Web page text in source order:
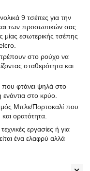
9 τσέπες για την
των προσωπικών σας
μίας εσωτερικής τσέπης
στο ρούχο να
σταθερότητα και
που φτάνει ψηλά στο
στο κρύο.
Μπλε/Πορτοκαλί που
ορατότητα.
εργασίες ή για
ένα ελαφρύ αλλά